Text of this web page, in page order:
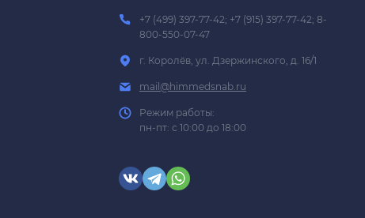
+7 (499) 397-77-42; +7 (915) 397-77-42; 8-
800-550-07-47
г. Королёв, ул. Дзержинского, д. 16/1
mail@himmedsnab.ru
Режим работы:
пн-пт: с 10:00 до 18:00